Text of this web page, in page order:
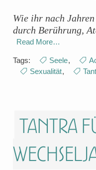
Wie ihr nach
durch Berührung,
Read More…
Tags: Seele,
Sexualität,
Tantra